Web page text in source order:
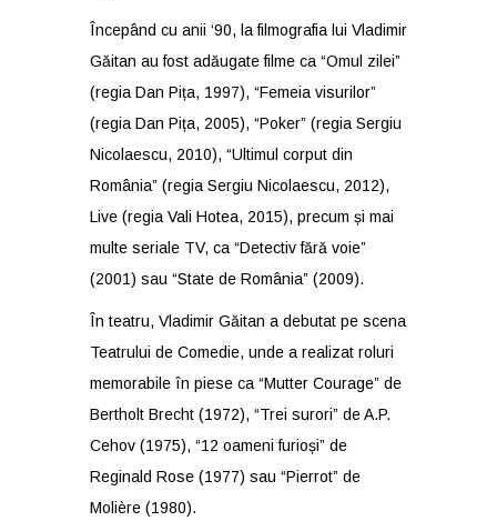
Începând cu anii ‘90, la filmografia lui Vladimir
Găitan au fost adăugate filme ca “Omul zilei”
(regia Dan Pița, 1997), “Femeia visurilor”
(regia Dan Pița, 2005), “Poker” (regia Sergiu
Nicolaescu, 2010), “Ultimul corput din
România” (regia Sergiu Nicolaescu, 2012),
Live (regia Vali Hotea, 2015), precum și mai
multe seriale TV, ca “Detectiv fără voie”
(2001) sau “State de România” (2009).
În teatru, Vladimir Găitan a debutat pe scena
Teatrului de Comedie, unde a realizat roluri
memorabile în piese ca “Mutter Courage” de
Bertholt Brecht (1972), “Trei surori” de A.P.
Cehov (1975), “12 oameni furioși” de
Reginald Rose (1977) sau “Pierrot” de
Molière (1980).